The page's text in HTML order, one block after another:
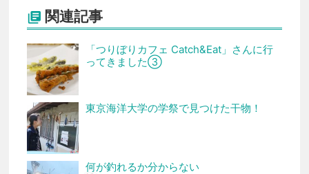
 関連記事
「つりぼりカフェ Catch&Eat」さんに行
ってきました③
東京海洋大学の学祭で見つけた干物！
何が釣れるか分からない